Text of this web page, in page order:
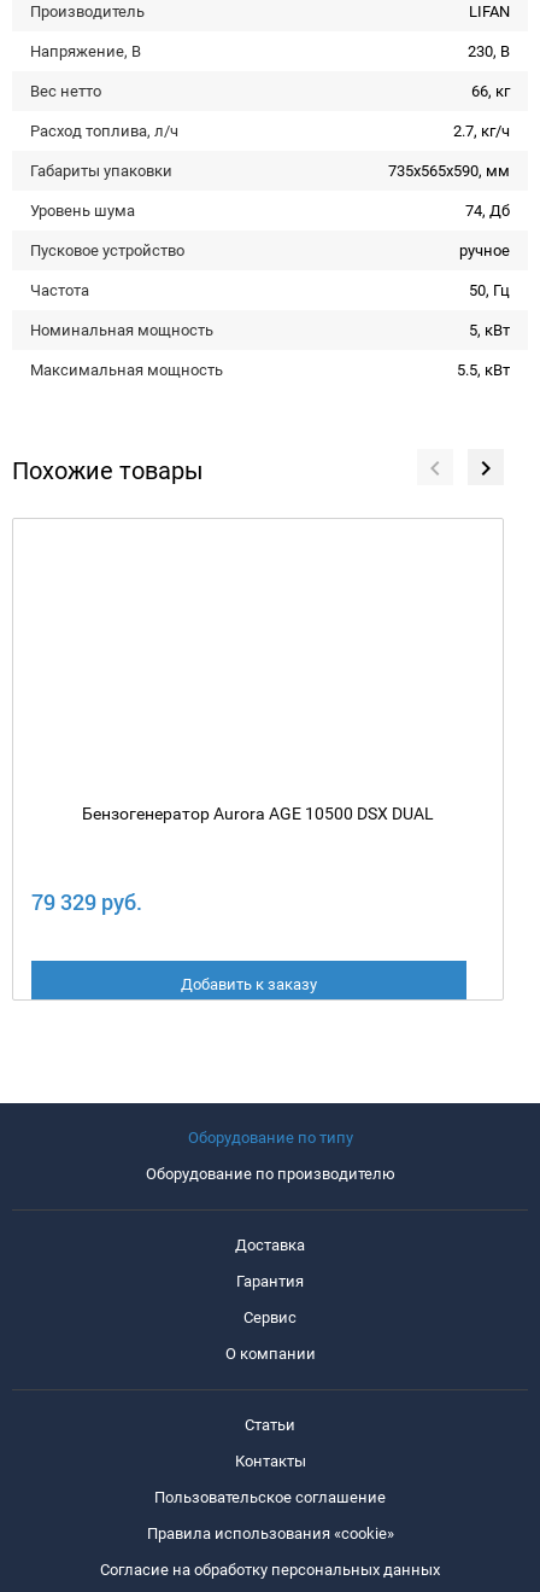
Производитель LIFAN
Напряжение, В 230, В
Вес нетто 66, кг
Расход топлива, л/ч 2.7, кг/ч
Габариты упаковки 735x565x590, мм
Уровень шума 74, Дб
Пусковое устройство ручное
Частота 50, Гц
Номинальная мощность 5, кВт
Максимальная мощность 5.5, кВт
Похожие товары
Бензогенератор Aurora AGE 10500 DSX DUAL
79 329 руб.
Добавить к заказу
Оборудование по типу
Оборудование по производителю
Доставка
Гарантия
Сервис
О компании
Статьи
Контакты
Пользовательское соглашение
Правила использования «cookie»
Согласие на обработку персональных данных